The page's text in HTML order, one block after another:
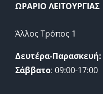
ΩΡΑΡΙΟ ΛΕΙΤΟΥΡΓΙΑΣ
Άλλος Τρόπος 1
Δευτέρα-Παρασκευή:
Σάββατο: 09:00-17:00